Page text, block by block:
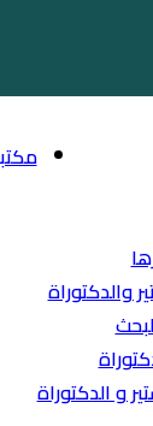
والدكتوراة
و الدكتوراة